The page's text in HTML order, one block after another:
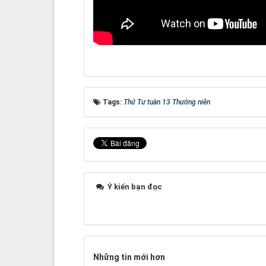
Tags: Thứ Tư tuần 13 Thường niên
Ý kiến bạn đọc
Những tin mới hơn